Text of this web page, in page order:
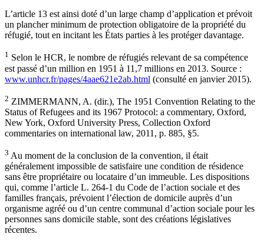
L’article 13 est ainsi doté d’un large champ d’application et prévoit
un plancher minimum de protection obligatoire de la propriété du
réfugié, tout en incitant les États parties à les protéger davantage.
1 Selon le HCR, le nombre de réfugiés relevant de sa compétence
est passé d’un million en 1951 à 11,7 millions en 2013. Source :
www.unhcr.fr/pages/4aae621e2ab.html (consulté en janvier 2015).
2 ZIMMERMANN, A. (dir.), The 1951 Convention Relating to the
Status of Refugees and its 1967 Protocol: a commentary, Oxford,
New York, Oxford University Press, Collection Oxford
commentaries on international law, 2011, p. 885, §5.
3 Au moment de la conclusion de la convention, il était
généralement impossible de satisfaire une condition de résidence
sans être propriétaire ou locataire d’un immeuble. Les dispositions
qui, comme l’article L. 264-1 du Code de l’action sociale et des
familles français, prévoient l’élection de domicile auprès d’un
organisme agréé ou d’un centre communal d’action sociale pour les
personnes sans domicile stable, sont des créations législatives
récentes.